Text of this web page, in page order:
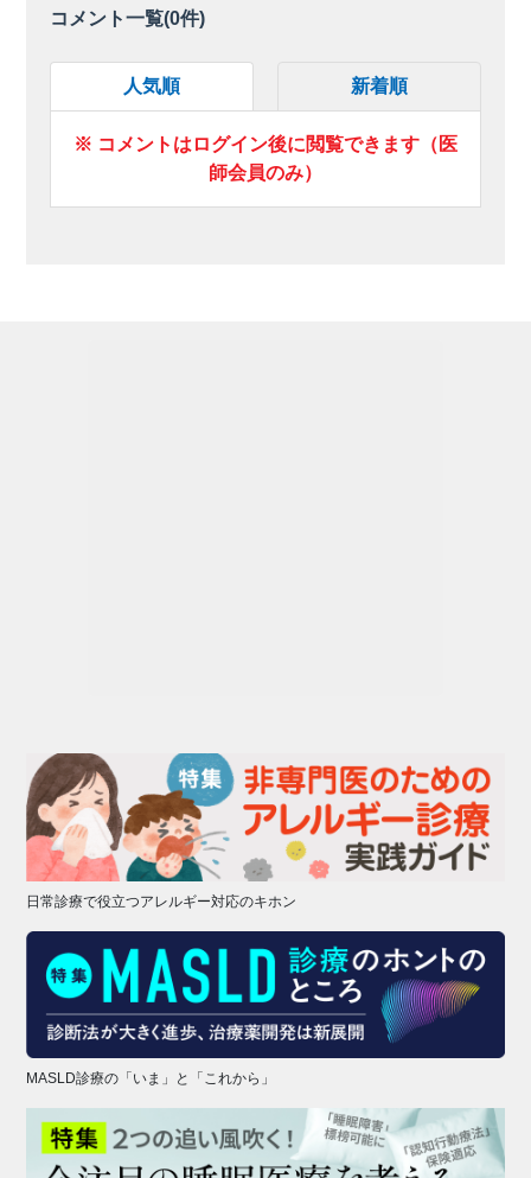
コメント一覧(0件)
人気順 新着順
※ コメントはログイン後に閲覧できます（医
師会員のみ）
日常診療で役立つアレルギー対応のキホン
MASLD診療の「いま」と「これから」